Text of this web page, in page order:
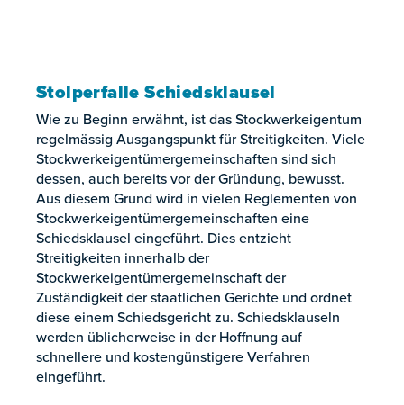
Stolperfalle Schiedsklausel
Wie zu Beginn erwähnt, ist das Stockwerkeigentum
regelmässig Ausgangspunkt für Streitigkeiten. Viele
Stockwerkeigentümergemeinschaften sind sich
dessen, auch bereits vor der Gründung, bewusst.
Aus diesem Grund wird in vielen Reglementen von
Stockwerkeigentümergemeinschaften eine
Schiedsklausel eingeführt. Dies entzieht
Streitigkeiten innerhalb der
Stockwerkeigentümergemeinschaft der
Zuständigkeit der staatlichen Gerichte und ordnet
diese einem Schiedsgericht zu. Schiedsklauseln
werden üblicherweise in der Hoffnung auf
schnellere und kostengünstigere Verfahren
eingeführt.